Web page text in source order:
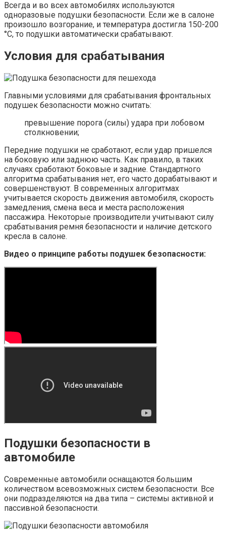
Всегда и во всех автомобилях используются
одноразовые подушки безопасности. Если же в салоне
произошло возгорание, и температура достигла 150-200
°C, то подушки автоматически срабатывают.
Условия для срабатывания
Главными условиями для срабатывания фронтальных
подушек безопасности можно считать:
превышение порога (силы) удара при лобовом
столкновении;
Передние подушки не сработают, если удар пришелся
на боковую или заднюю часть. Как правило, в таких
случаях сработают боковые и задние. Стандартного
алгоритма срабатывания нет, его часто дорабатывают и
совершенствуют. В современных алгоритмах
учитывается скорость движения автомобиля, скорость
замедления, смена веса и места расположения
пассажира. Некоторые производители учитывают силу
срабатывания ремня безопасности и наличие детского
кресла в салоне.
Видео о принципе работы подушек безопасности:
Подушки безопасности в
автомобиле
Современные автомобили оснащаются большим
количеством всевозможных систем безопасности. Все
они подразделяются на два типа – системы активной и
пассивной безопасности.